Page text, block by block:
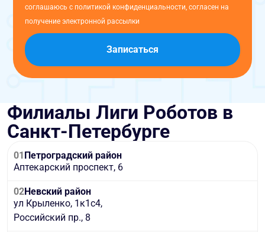
соглашаюсь с политикой конфиденциальности, согласен на
получение электронной рассылки
Записаться
Филиалы Лиги Роботов в
Санкт-Петербурге
01Петроградский район
Аптекарский проспект, 6
02Невский район
ул Крыленко, 1к1с4,
Российский пр., 8